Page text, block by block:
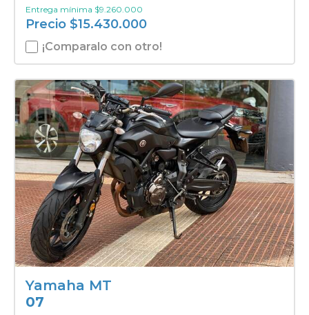
Entrega mínima $9.260.000
Precio $15.430.000
¡Comparalo con otro!
Yamaha MT
07